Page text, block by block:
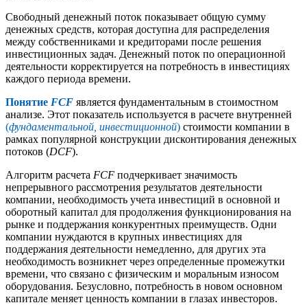
Свободный денежный поток показывает общую сумму
денежных средств, которая доступна для распределения
между собственниками и кредиторами после решения
инвестиционных задач. Денежный поток по операционной
деятельности корректируется на потребность в инвестициях
каждого периода времени.
Понятие FCF является фундаментальным в стоимостном
анализе. Этот показатель используется в расчете внутренней
(фундаментальной, инвестиционной) стоимости компании в
рамках популярной конструкции дисконтирования денежных
потоков (DCF).
Алгоритм расчета FCF подчеркивает значимость
непрерывного рассмотрения результатов деятельности
компании, необходимость учета инвестиций в основной и
оборотный капитал для продолжения функционирования на
рынке и поддержания конкурентных преимуществ. Одни
компании нуждаются в крупных инвестициях для
поддержания деятельности немедленно, для других эта
необходимость возникнет через определенные промежутки
времени, что связано с физическим и моральным износом
оборудования. Безусловно, потребность в новом основном
капитале меняет ценность компании в глазах инвесторов.